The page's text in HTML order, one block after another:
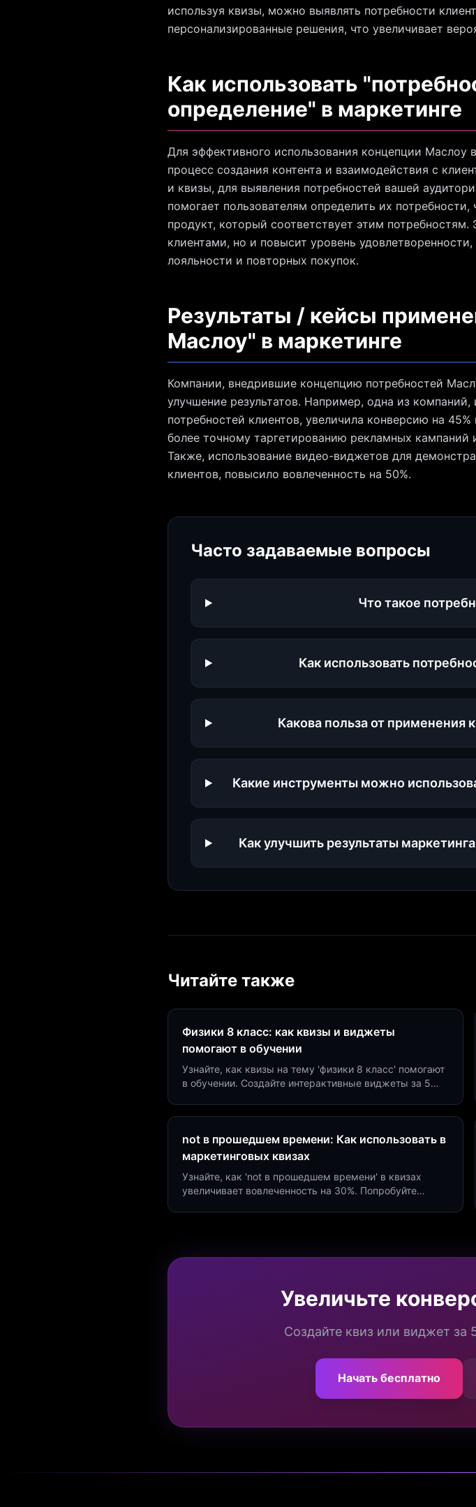
используя квизы, можно выявлять потребности
персонализированные решения, что увеличивает
Как использовать
определение" в маркетинге
Для эффективного использования концепции Маслоу
процесс создания контента и взаимодействия с
и квизы, для выявления потребностей вашей
помогает пользователям определить их
продукт, который соответствует этим
клиентами, но и повысит уровень
лояльности и повторных покупок.
Результаты / кейсы
Маслоу" в маркетинге
Компании, внедрившие концепцию потребностей
улучшение результатов. Например, одна из
потребностей клиентов, увеличила конверсию на
более точному таргетированию рекламных
Также, использование видео-виджетов для
клиентов, повысило вовлеченность на 50%.
Часто задаваемые вопросы
Что такое
Как использовать
Какова польза от применения
Какие инструменты можно
Как улучшить результаты
Читайте также
Физики 8 класс: как квизы и виджеты
помогают в обучении
Узнайте, как квизы на тему 'физики 8 класс' помогают
в обучении. Создайте интерактивные виджеты за 5
not в прошедшем времени: Как использовать в
маркетинговых квизах
Узнайте, как 'not в прошедшем времени' в квизах
увеличивает вовлеченность на 30%. Попробуйте
Увеличьте
Создайте квиз или виджет
Начать бесплатно